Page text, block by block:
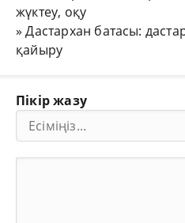
жүктеу, оқу
»Дастархан батасы:
қайыру
Пікір жазу